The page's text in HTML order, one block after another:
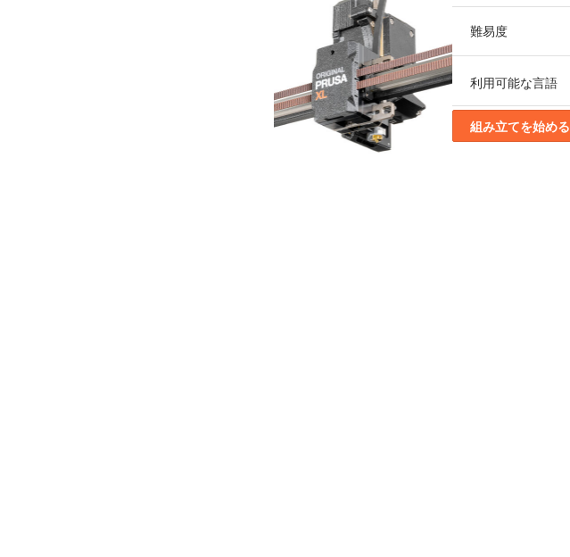
難易度
利用可能な言語
組み立てを始める